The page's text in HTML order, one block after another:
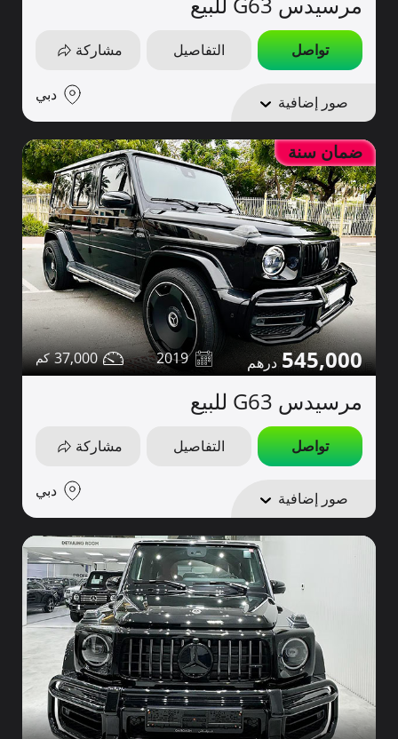
تواصل التفاصيل مشاركة
صور إضافية دبي
ضمان سنة
545,000
2019
37,000
مرسيدس G63 للبيع
تواصل التفاصيل مشاركة
صور إضافية دبي